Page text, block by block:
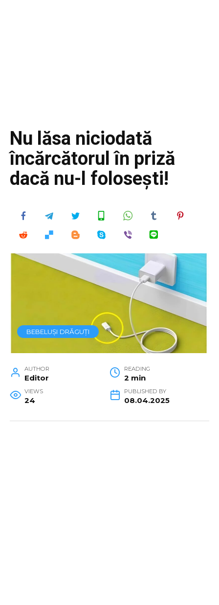
Nu lăsa niciodată
încărcătorul în priză
dacă nu-l folosești!
BEBELUȘI DRĂGUȚI
AUTHOR
Editor
READING
2 min
VIEWS
24
PUBLISHED BY
08.04.2025